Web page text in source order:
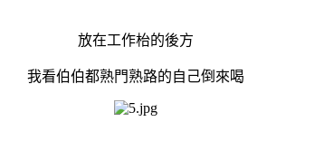
放在工作枱的後方
我看伯伯都熟門熟路的自己倒來喝